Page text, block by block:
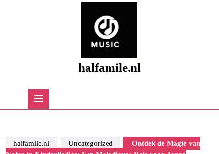
halfamile.nl
halfamile.nl Uncategorized
Ontdek de Magie van